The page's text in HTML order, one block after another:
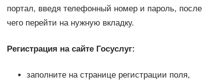
портал, введя телефонный номер и пароль, после
чего перейти на нужную вкладку.
Регистрация на сайте Госуслуг:
заполните на странице регистрации поля,